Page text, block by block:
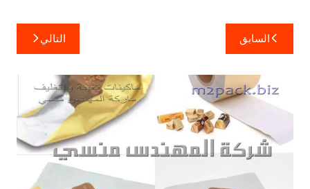
تصفّح
المقالات
السابق التالي